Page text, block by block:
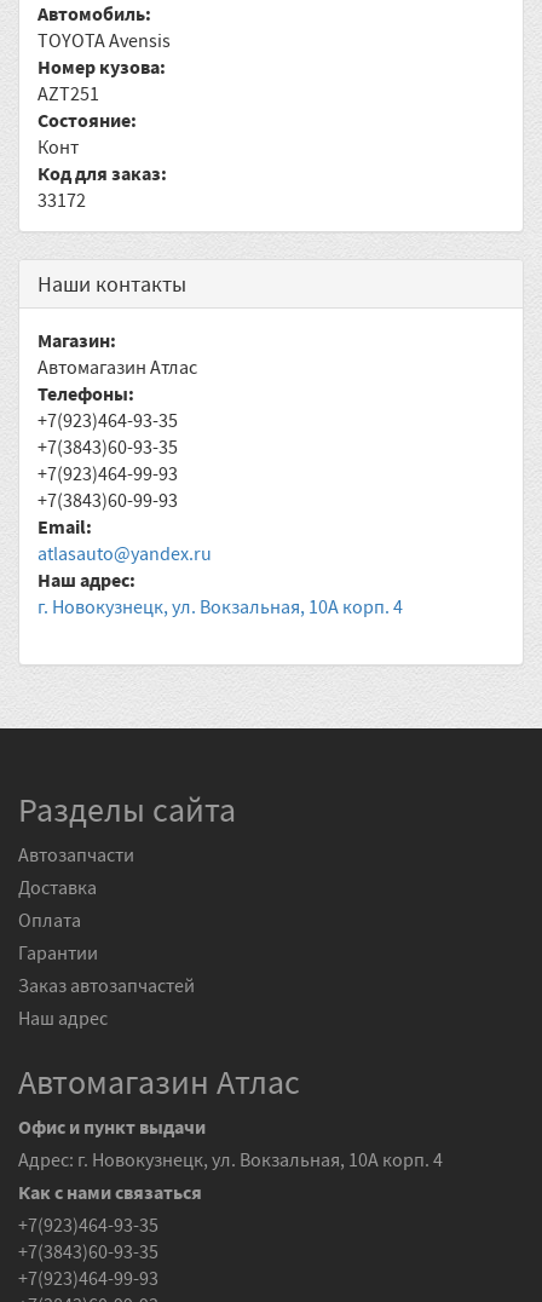
Автомобиль:
TOYOTA Avensis
Номер кузова:
AZT251
Состояние:
Конт
Код для заказ:
33172
Наши контакты
Магазин:
Автомагазин Атлас
Телефоны:
+7(923)464-93-35
+7(3843)60-93-35
+7(923)464-99-93
+7(3843)60-99-93
Email:
atlasauto@yandex.ru
Наш адрес:
г. Новокузнецк, ул. Вокзальная, 10А корп. 4
Разделы сайта
Автозапчасти
Доставка
Оплата
Гарантии
Заказ автозапчастей
Наш адрес
Автомагазин Атлас
Офис и пункт выдачи
Адрес: г. Новокузнецк, ул. Вокзальная, 10А корп. 4
Как с нами связаться
+7(923)464-93-35
+7(3843)60-93-35
+7(923)464-99-93